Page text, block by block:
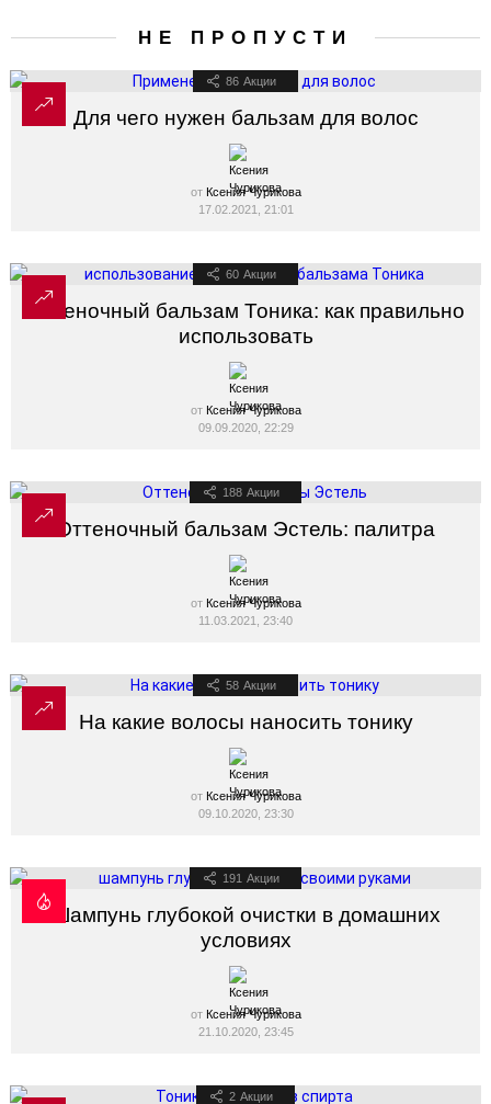
НЕ ПРОПУСТИ
86 Акции
Для чего нужен бальзам для волос
от Ксения Чурикова
17.02.2021, 21:01
60 Акции
Оттеночный бальзам Тоника: как правильно
использовать
от Ксения Чурикова
09.09.2020, 22:29
188 Акции
Оттеночный бальзам Эстель: палитра
от Ксения Чурикова
11.03.2021, 23:40
58 Акции
На какие волосы наносить тонику
от Ксения Чурикова
09.10.2020, 23:30
191 Акции
Шампунь глубокой очистки в домашних
условиях
от Ксения Чурикова
21.10.2020, 23:45
2 Акции